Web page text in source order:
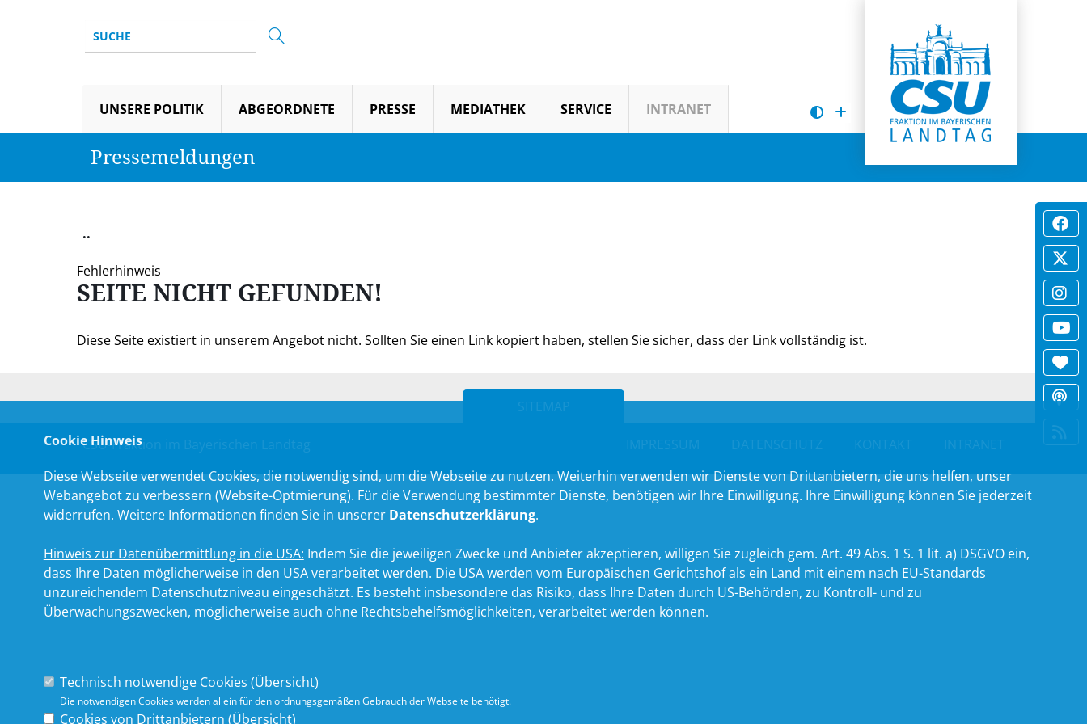
UNSERE POLITIK ABGEORDNETE PRESSE MEDIATHEK SERVICE INTRANET
Pressemeldungen
..
Fehlerhinweis
SEITE NICHT GEFUNDEN!
Diese Seite existiert in unserem Angebot nicht. Sollten Sie einen Link kopiert haben, stellen Sie sicher, dass der Link vollständig ist.
SITEMAP
CSU-Fraktion im Bayerischen Landtag IMPRESSUM DATENSCHUTZ KONTAKT INTRANET
Cookie Hinweis
Diese Webseite verwendet Cookies, die notwendig sind, um die Webseite zu nutzen. Weiterhin verwenden wir Dienste von Drittanbietern, die uns helfen, unser
Webangebot zu verbessern (Website-Optmierung). Für die Verwendung bestimmter Dienste, benötigen wir Ihre Einwilligung. Ihre Einwilligung können Sie jederzeit
widerrufen. Weitere Informationen finden Sie in unserer Datenschutzerklärung.
Hinweis zur Datenübermittlung in die USA: Indem Sie die jeweiligen Zwecke und Anbieter akzeptieren, willigen Sie zugleich gem. Art. 49 Abs. 1 S. 1 lit. a) DSGVO ein,
dass Ihre Daten möglicherweise in den USA verarbeitet werden. Die USA werden vom Europäischen Gerichtshof als ein Land mit einem nach EU-Standards
unzureichendem Datenschutzniveau eingeschätzt. Es besteht insbesondere das Risiko, dass Ihre Daten durch US-Behörden, zu Kontroll- und zu
Überwachungszwecken, möglicherweise auch ohne Rechtsbehelfsmöglichkeiten, verarbeitet werden können.
Technisch notwendige Cookies (Übersicht)
Die notwendigen Cookies werden allein für den ordnungsgemäßen Gebrauch der Webseite benötigt.
Cookies von Drittanbietern (Übersicht)